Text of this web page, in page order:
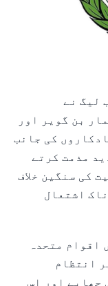
-- عرب لیگ نے
بن گویر اور
کی جانب
مذمت کرتے
کی سنگین خلاف
اشتعال
اقوام متحدہ
انتظام
چھاپے اور اس